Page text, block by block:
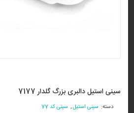
سینی استیل دالبری بزرگ گلدار 7177
دسته: سینی استیل, سینی کد 77